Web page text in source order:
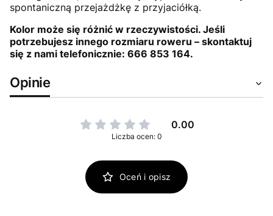
spontaniczną przejażdżkę z przyjaciółką.
Kolor może się różnić w rzeczywistości. Jeśli
potrzebujesz innego rozmiaru roweru – skontaktuj
się z nami telefonicznie: 666 853 164.
Opinie
0.00
Liczba ocen: 0
Oceń i opisz